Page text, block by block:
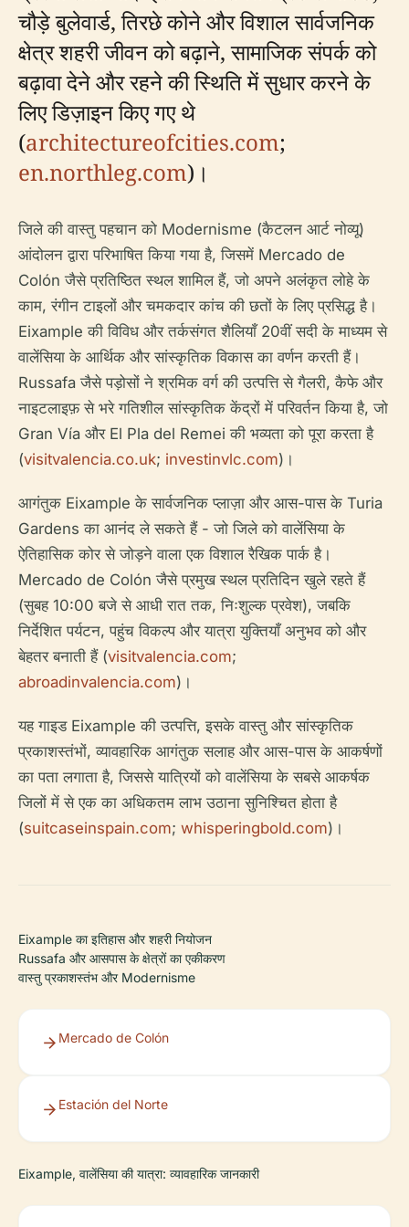
चौड़े बुलेवार्ड, तिरछे कोने और विशाल सार्वजनिक
क्षेत्र शहरी जीवन को बढ़ाने, सामाजिक संपर्क को
बढ़ावा देने और रहने की स्थिति में सुधार करने के
लिए डिज़ाइन किए गए थे
(architectureofcities.com;
en.northleg.com)।
जिले की वास्तु पहचान को Modernisme (कैटलन आर्ट नोव्यू)
आंदोलन द्वारा परिभाषित किया गया है, जिसमें Mercado de
Colón जैसे प्रतिष्ठित स्थल शामिल हैं, जो अपने अलंकृत लोहे के
काम, रंगीन टाइलों और चमकदार कांच की छतों के लिए प्रसिद्ध है।
Eixample की विविध और तर्कसंगत शैलियाँ 20वीं सदी के माध्यम से
वालेंसिया के आर्थिक और सांस्कृतिक विकास का वर्णन करती हैं।
Russafa जैसे पड़ोसों ने श्रमिक वर्ग की उत्पत्ति से गैलरी, कैफे और
नाइटलाइफ़ से भरे गतिशील सांस्कृतिक केंद्रों में परिवर्तन किया है, जो
Gran Vía और El Pla del Remei की भव्यता को पूरा करता है
(visitvalencia.co.uk; investinvlc.com)।
आगंतुक Eixample के सार्वजनिक प्लाज़ा और आस-पास के Turia
Gardens का आनंद ले सकते हैं - जो जिले को वालेंसिया के
ऐतिहासिक कोर से जोड़ने वाला एक विशाल रैखिक पार्क है।
Mercado de Colón जैसे प्रमुख स्थल प्रतिदिन खुले रहते हैं
(सुबह 10:00 बजे से आधी रात तक, निःशुल्क प्रवेश), जबकि
निर्देशित पर्यटन, पहुंच विकल्प और यात्रा युक्तियाँ अनुभव को और
बेहतर बनाती हैं (visitvalencia.com;
abroadinvalencia.com)।
यह गाइड Eixample की उत्पत्ति, इसके वास्तु और सांस्कृतिक
प्रकाशस्तंभों, व्यावहारिक आगंतुक सलाह और आस-पास के आकर्षणों
का पता लगाता है, जिससे यात्रियों को वालेंसिया के सबसे आकर्षक
जिलों में से एक का अधिकतम लाभ उठाना सुनिश्चित होता है
(suitcaseinspain.com; whisperingbold.com)।
Eixample का इतिहास और शहरी नियोजन
Russafa और आसपास के क्षेत्रों का एकीकरण
वास्तु प्रकाशस्तंभ और Modernisme
Mercado de Colón
Estación del Norte
Eixample, वालेंसिया की यात्रा: व्यावहारिक जानकारी